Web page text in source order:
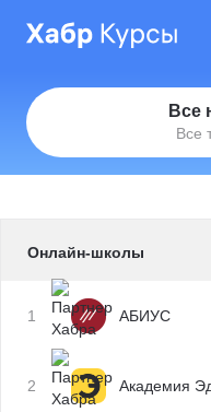
Все
Все
Онлайн-школы
1 АБИУС
2 Академия